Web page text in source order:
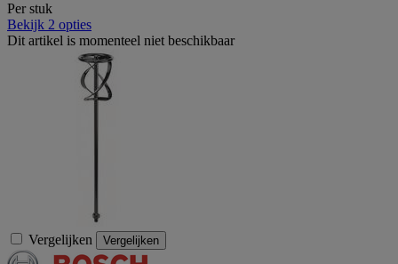
Per stuk
Bekijk 2 opties
Dit artikel is momenteel niet beschikbaar
Vergelijken Vergelijken